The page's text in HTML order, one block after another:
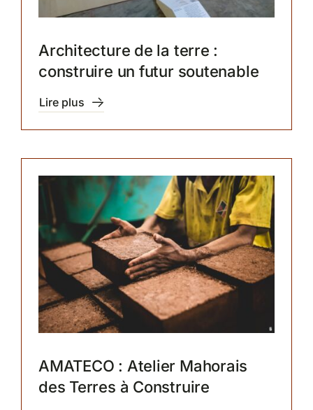
Architecture de la terre :
construire un futur soutenable
Lire plus
AMATECO : Atelier Mahorais
des Terres à Construire